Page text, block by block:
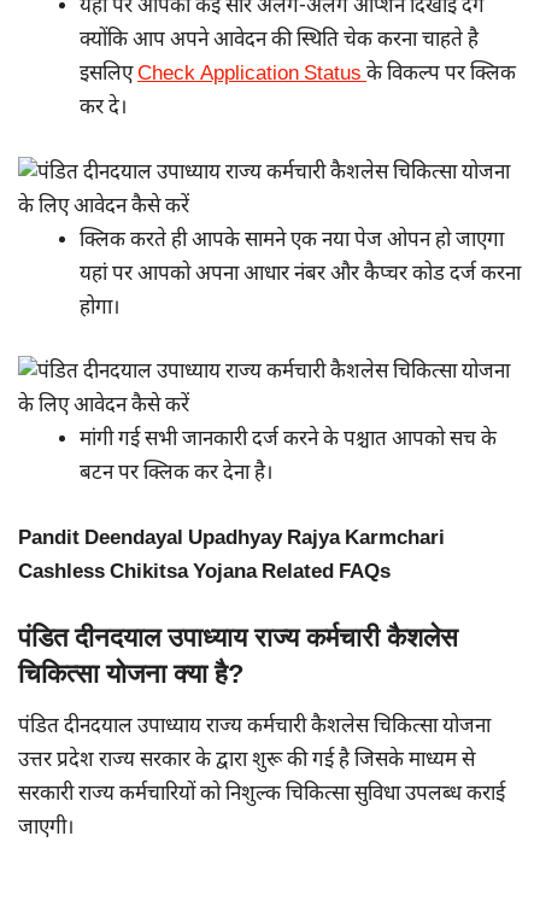
यहां पर आपको कई सारे अलग-अलग ऑप्शन दिखाई देंगे
क्योंकि आप अपने आवेदन की स्थिति चेक करना चाहते है
इसलिएCheck Application Statusके विकल्प पर क्लिक
कर दे।
क्लिक करते ही आपके सामने एक नया पेज ओपन हो जाएगा
यहां पर आपको अपना आधार नंबर और कैप्चर कोड दर्ज करना
होगा।
मांगी गई सभी जानकारी दर्ज करने के पश्चात आपको सच के
बटन पर क्लिक कर देना है।
Pandit Deendayal Upadhyay Rajya Karmchari
Cashless Chikitsa Yojana Related FAQs
पंडित दीनदयाल उपाध्याय राज्य कर्मचारी कैशलेस
चिकित्सा योजना क्या है?
पंडित दीनदयाल उपाध्याय राज्य कर्मचारी कैशलेस चिकित्सा योजना
उत्तर प्रदेश राज्य सरकार के द्वारा शुरू की गई है जिसके माध्यम से
सरकारी राज्य कर्मचारियों को निशुल्क चिकित्सा सुविधा उपलब्ध कराई
जाएगी।